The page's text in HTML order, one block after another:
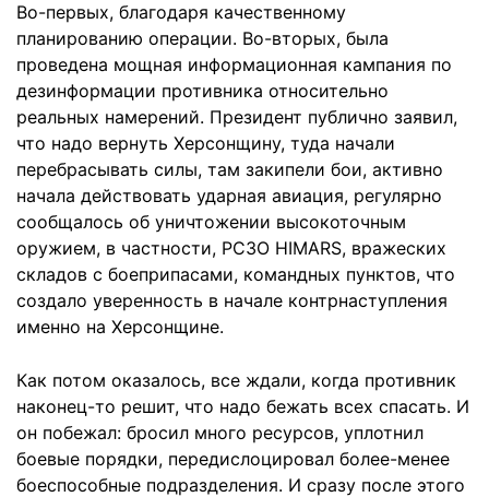
Во-первых, благодаря качественному
планированию операции. Во-вторых, была
проведена мощная информационная кампания по
дезинформации противника относительно
реальных намерений. Президент публично заявил,
что надо вернуть Херсонщину, туда начали
перебрасывать силы, там закипели бои, активно
начала действовать ударная авиация, регулярно
сообщалось об уничтожении высокоточным
оружием, в частности, РСЗО HIMARS, вражеских
складов с боеприпасами, командных пунктов, что
создало уверенность в начале контрнаступления
именно на Херсонщине.
Как потом оказалось, все ждали, когда противник
наконец-то решит, что надо бежать всех спасать. И
он побежал: бросил много ресурсов, уплотнил
боевые порядки, передислоцировал более-менее
боеспособные подразделения. И сразу после этого